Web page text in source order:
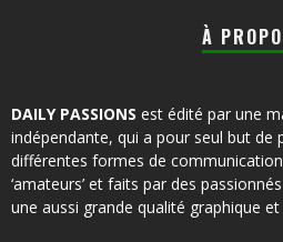
À
DAILY PASSIONS est édité par une
indépendante, qui a pour seul but de
différentes formes de
‘amateurs’ et faits par des
une aussi grande qualité graphique